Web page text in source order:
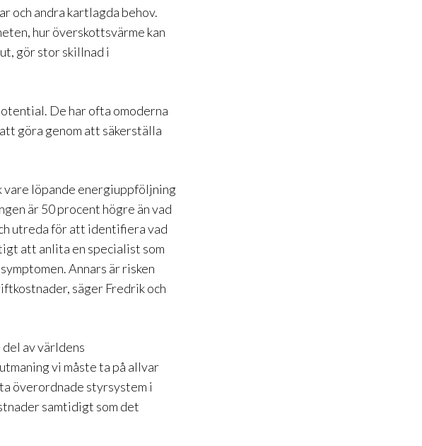
och andra kartlagda behov.
huröverskottsvärme kan
gör stor skillnad i
De har ofta omoderna
göra genom att säkerställa
vare löpande energiuppföljning
är 50 procent högre änvad
utreda för att identifiera vad
att anlita en specialist som
Annars är risken
säger Fredrik och
av världens
vi måste ta på allvar
överordnade styrsystem i
samtidigt som det